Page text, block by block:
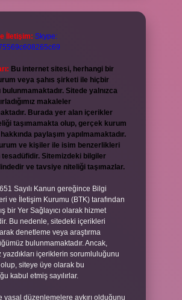
İletişim: Skype:
Bu internet sitesi, herhangi bir
veya şahıs şirketi ile hiçbir
bulunmamaktadır. Sitede yalnızca
makaleler
Burada yer alan içerikler
taşımamakta olup, gerçek kurum
paylaşım yapılmamaktadır.
ve kişiler ile isim benzerlikleri
Sitemizdeki bilgiler
ve tavsiye niteliği taşımazlar.
Sayılı Kanun gereğince Bilgi
ve İletişim Kurumu (BTK) tarafından
bir Yer Sağlayıcı olarak hizmet
Bu nedenle, sitedeki içerikleri
denetleme veya araştırma
bulunmamaktadır. Ancak,
yazdıkları içeriklerin sorumluluğunu
olup, siteye üye olarak bu
kabul etmiş sayılırlar.
yasal düzenlemelere aykırı olduğunu